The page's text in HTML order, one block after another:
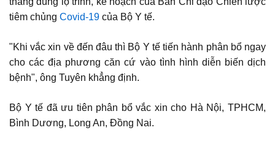
tiêm chủng Covid-19 của Bộ Y tế.
"Khi vắc xin về đến đâu thì Bộ Y tế tiến hành phân bổ ngay
cho các địa phương căn cứ vào tình hình diễn biến dịch
bệnh", ông Tuyên khẳng định.
Bộ Y tế đã ưu tiên phân bổ vắc xin cho Hà Nội, TPHCM,
Bình Dương, Long An, Đồng Nai.